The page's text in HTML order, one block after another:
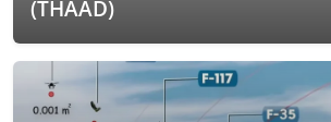
(THAAD)